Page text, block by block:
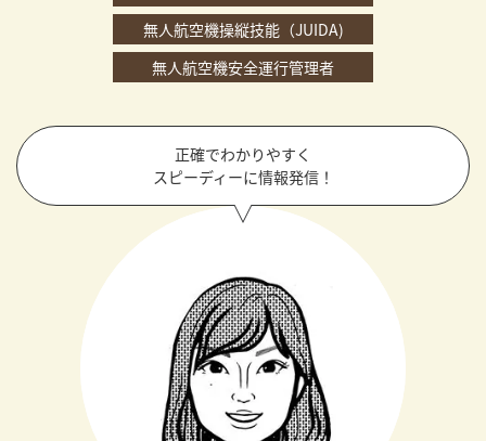
無人航空機操縦技能（JUIDA)
無人航空機安全運行管理者
正確でわかりやすく
スピーディーに情報発信！